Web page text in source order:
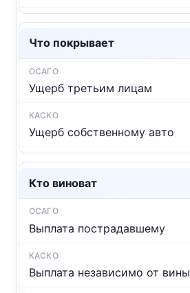
Что покрывает
Ущерб третьим лицам
Ущерб собственному авто
Кто виноват
Выплата пострадавшему
Выплата независимо от вины